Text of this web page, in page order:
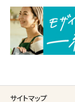
サイトマップ